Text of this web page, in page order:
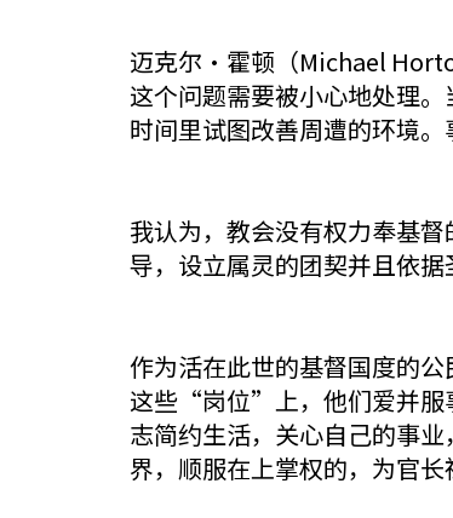
迈克尔·霍顿（Michael
这个问题需要被小心地处理
时间里试图改善周遭的环境。
我认为，教会没有权力奉基
导，设立属灵的团契并且依
作为活在此世的基督国度的
这些“岗位”上，他们爱并服
志简约生活，关心自己的事
界，顺服在上掌权的，为官